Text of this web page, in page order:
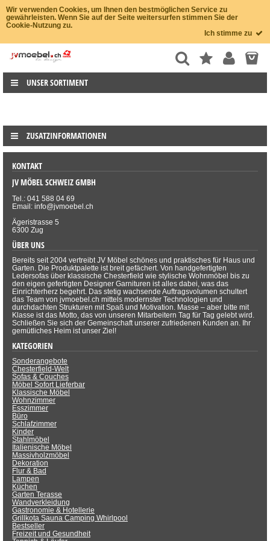
Wir verwenden Cookies, um Ihnen den bestmöglichen Service zu
gewährleisten. Wenn Sie auf der Seite weitersurfen stimmen Sie der
Cookie-Nutzung zu.
Ich stimme zu
UNSER SORTIMENT
ZUSATZINFORMATIONEN
KONTAKT
JV MÖBEL SCHWEIZ GMBH
Tel.: 041 588 04 69
Email: info@jvmoebel.ch
Ägeristrasse 5
6300 Zug
ÜBER UNS
Bereits seit 2004 vertreibt JV Möbel schönes und praktisches für Haus und
Garten. Die Produktpalette ist breit gefächert. Von handgefertigten
Ledersofas über klassische Chesterfield wie stylische Wohnmöbel bis zu
den eigen gefertigten Designer Garnituren ist alles dabei, was das
Einrichterherz begehrt. Das stetig wachsende Auftragsvolumen schultert
das Team von jvmoebel.ch mittels modernster Technologien und
durchdachten Strukturen mit Spaß und Motivation. Masse – aber bitte mit
Klasse ist das Motto, das von unseren Mitarbeitern Tag für Tag gelebt wird.
Schließen Sie sich der Gemeinschaft unserer zufriedenen Kunden an. Ihr
gemütliches Heim ist unser Ziel!
KATEGORIEN
Sonderangebote
Chesterfield-Welt
Sofas & Couches
Möbel Sofort Lieferbar
Klassische Möbel
Wohnzimmer
Esszimmer
Büro
Schlafzimmer
Kinder
Stahlmöbel
Italienische Möbel
Massivholzmöbel
Dekoration
Flur & Bad
Lampen
Küchen
Garten Terasse
Wandverkleidung
Gastronomie & Hotellerie
Grillkota Sauna Camping Whirlpool
Bestseller
Freizeit und Gesundheit